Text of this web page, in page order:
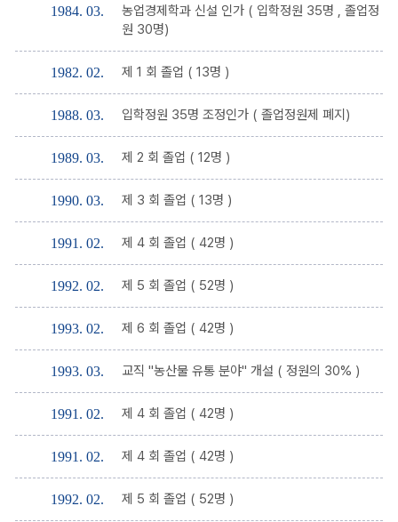
1984. 03.
농업경제학과 신설 인가 ( 입학정원 35명 , 졸업정
원 30명)
1982. 02. 제 1 회 졸업 ( 13명 )
1988. 03. 입학정원 35명 조정인가 ( 졸업정원제 폐지)
1989. 03. 제 2 회 졸업 ( 12명 )
1990. 03. 제 3 회 졸업 ( 13명 )
1991. 02. 제 4 회 졸업 ( 42명 )
1992. 02. 제 5 회 졸업 ( 52명 )
1993. 02. 제 6 회 졸업 ( 42명 )
1993. 03. 교직 "농산물 유통 분야" 개설 ( 정원의 30% )
1991. 02. 제 4 회 졸업 ( 42명 )
1991. 02. 제 4 회 졸업 ( 42명 )
1992. 02. 제 5 회 졸업 ( 52명 )